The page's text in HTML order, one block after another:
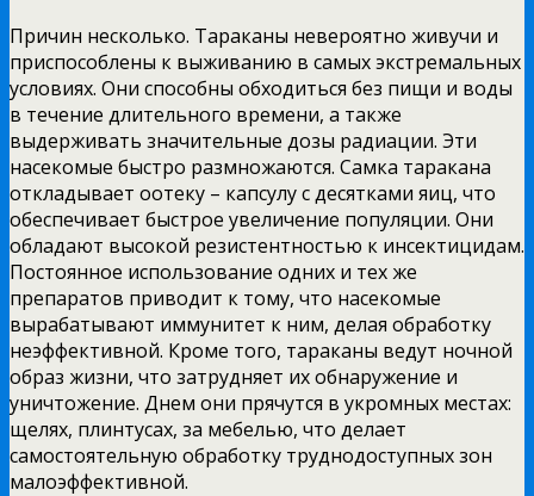
Причин несколько. Тараканы невероятно живучи и
приспособлены к выживанию в самых экстремальных
условиях. Они способны обходиться без пищи и воды
в течение длительного времени, а также
выдерживать значительные дозы радиации. Эти
насекомые быстро размножаются. Самка таракана
откладывает оотеку – капсулу с десятками яиц, что
обеспечивает быстрое увеличение популяции. Они
обладают высокой резистентностью к инсектицидам.
Постоянное использование одних и тех же
препаратов приводит к тому, что насекомые
вырабатывают иммунитет к ним, делая обработку
неэффективной. Кроме того, тараканы ведут ночной
образ жизни, что затрудняет их обнаружение и
уничтожение. Днем они прячутся в укромных местах:
щелях, плинтусах, за мебелью, что делает
самостоятельную обработку труднодоступных зон
малоэффективной.